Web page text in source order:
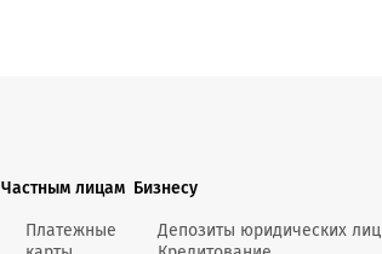
Частным лицам
Платежные
Бизнесу
Депозиты юридических лиц